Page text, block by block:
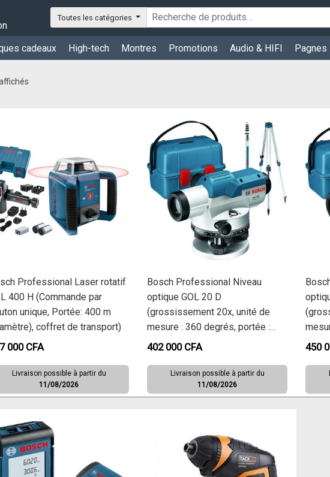
Toutes les catégories
cadeaux High-tech Montres Promotions Audio & HIFI Pagnes
Professional Laser rotatif
400 H (Commande par
unique, Portée: 400 m
coffret de transport)
000 CFA
Livraison possible à partir du
11/08/2026
Bosch Professional Niveau
optique GOL 20 D
(grossissement 20x, unité de
mesure : 360 degrés, portée :
jusqu’à 60 m, pige GR 500,
de transport)
402 000 CFA
Livraison possible à partir du
11/08/2026
100
450